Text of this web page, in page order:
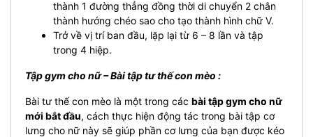
thành 1 đường thẳng đồng thời di chuyển 2 chân
thành hướng chéo sao cho tạo thành hình chữ V.
Trở về vị trí ban đầu, lặp lại từ 6 – 8 lần và tập
trong 4 hiệp.
Tập gym cho nữ – Bài tập tư thế con mèo :
Bài tư thế con mèo là một trong các bài tập gym cho nữ
mới bắt đầu, cách thực hiện động tác trong bài tập cơ
lưng cho nữ này sẽ giúp phần cơ lưng của bạn được kéo